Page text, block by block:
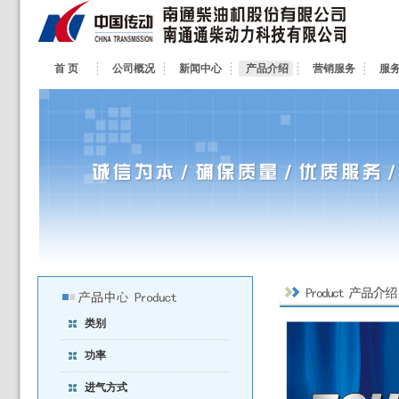
首 页 公司概况 新闻中心 产品介绍 营销服务 服
类别
功率
进气方式